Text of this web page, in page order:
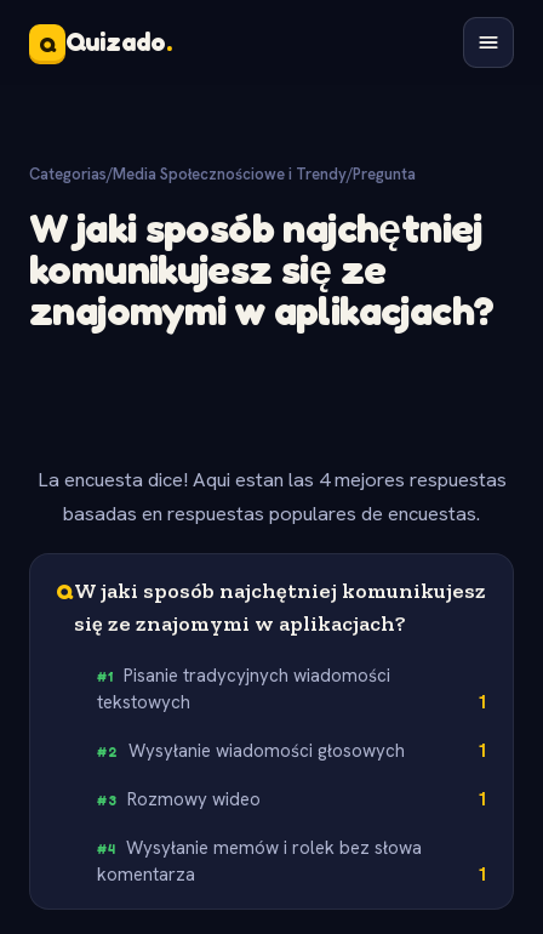
Q Quizado.
Categorias/Media Społecznościowe i Trendy/Pregunta
W jaki sposób najchętniej
komunikujesz się ze
znajomymi w aplikacjach?
La encuesta dice! Aqui estan las 4 mejores respuestas
basadas en respuestas populares de encuestas.
QW jaki sposób najchętniej komunikujesz
się ze znajomymi w aplikacjach?
#1
Pisanie tradycyjnych wiadomości
tekstowych
1
#2 Wysyłanie wiadomości głosowych 1
#3 Rozmowy wideo 1
#4
Wysyłanie memów i rolek bez słowa
komentarza
1